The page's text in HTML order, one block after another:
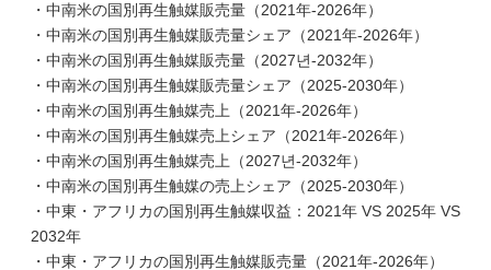
・中南米の国別再生触媒販売量（2021年-2026年）
・中南米の国別再生触媒販売量シェア（2021年-2026年）
・中南米の国別再生触媒販売量（2027년-2032年）
・中南米の国別再生触媒販売量シェア（2025-2030年）
・中南米の国別再生触媒売上（2021年-2026年）
・中南米の国別再生触媒売上シェア（2021年-2026年）
・中南米の国別再生触媒売上（2027년-2032年）
・中南米の国別再生触媒の売上シェア（2025-2030年）
・中東・アフリカの国別再生触媒収益：2021年 VS 2025年 VS
2032年
・中東・アフリカの国別再生触媒販売量（2021年-2026年）